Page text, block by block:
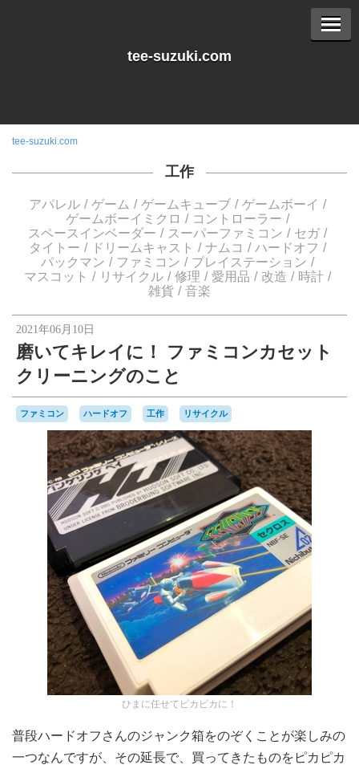
tee-suzuki.com
tee-suzuki.com
工作
アパレル ゲーム ゲームキューブ
ゲームボーイ
ゲームボーイミクロ
コントローラー
スペースインベーダー
スーパーファミコン
セガ
タイトー
ドリームキャスト ナムコ
ハードオフ
パックマン
ファミコン
プレイステーション
マスコット
リサイクル 修理 愛用品 改造
時計
雑貨
音楽
2021年06月10日
磨いてキレイに！ ファミコンカセット
クリーニングのこと
ファミコン ハードオフ 工作 リサイクル
ひまに任せてピカピカに！
普段ハードオフさんのジャンク箱をのぞくことが楽しみの
一つなんですが、その延長で、買ってきたものをピカピカ